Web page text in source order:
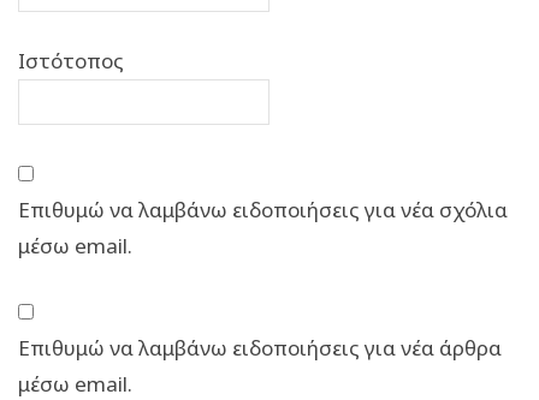
Ιστότοπος
Επιθυμώ να λαμβάνω ειδοποιήσεις για νέα σχόλια
μέσω email.
Επιθυμώ να λαμβάνω ειδοποιήσεις για νέα άρθρα
μέσω email.